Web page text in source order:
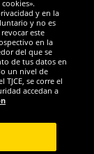
y en la
y no es
este
en la
del que se
de tus datos en
un nivel de
se corre el
accedan a